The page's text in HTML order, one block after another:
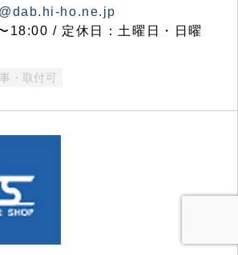
ho.ne.jp
18:00 / 定休日：土曜日・日曜
・取付可